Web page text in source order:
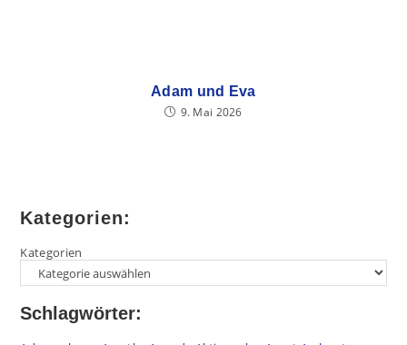
Adam und Eva
9. Mai 2026
Kategorien:
Kategorien
Schlagwörter: